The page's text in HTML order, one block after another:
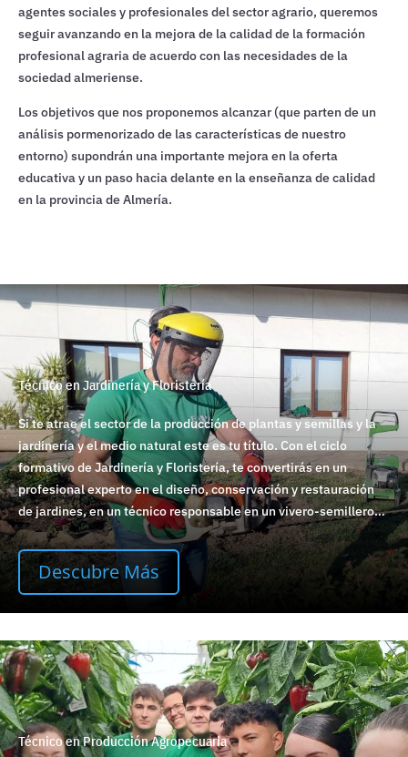
agentes sociales y profesionales del sector agrario, queremos
seguir avanzando en la mejora de la calidad de la formación
profesional agraria de acuerdo con las necesidades de la
sociedad almeriense.
Los objetivos que nos proponemos alcanzar (que parten de un
análisis pormenorizado de las características de nuestro
entorno) supondrán una importante mejora en la oferta
educativa y un paso hacia delante en la enseñanza de calidad
en la provincia de Almería.
Técnico en Jardinería y Floristería
Si te atrae el sector de la producción de plantas y semillas y la
jardinería y el medio natural este es tu título. Con el ciclo
formativo de Jardinería y Floristería, te convertirás en un
profesional experto en el diseño, conservación y restauración
de jardines, en un técnico responsable en un vivero-semillero…
Descubre Más
Técnico en Producción Agropecuaria